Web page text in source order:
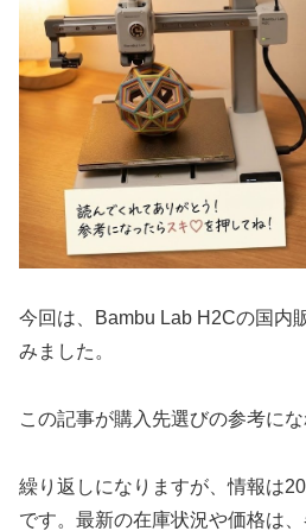
今回は、Bambu Lab H2Cの国内
みました。
この記事が購入先選びの参考にな
繰り返しになりますが、情報は
です。最新の在庫状況や価格は